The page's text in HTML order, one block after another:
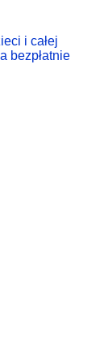
i całej
bezpłatnie